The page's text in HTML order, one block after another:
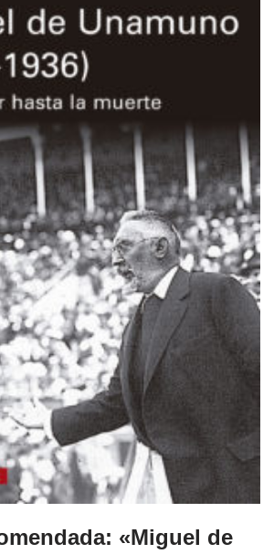
«Miguel de